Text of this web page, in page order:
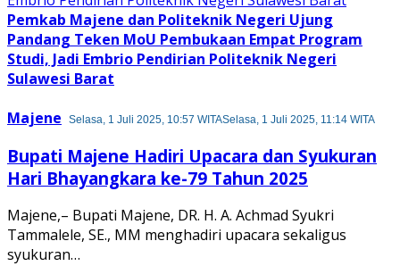
Pemkab Majene dan Politeknik Negeri Ujung
Pandang Teken MoU Pembukaan Empat Program
Studi, Jadi Embrio Pendirian Politeknik Negeri
Sulawesi Barat
Majene
Selasa, 1 Juli 2025, 10:57 WITASelasa, 1 Juli 2025, 11:14 WITA
Bupati Majene Hadiri Upacara dan Syukuran
Hari Bhayangkara ke-79 Tahun 2025
Majene,– Bupati Majene, DR. H. A. Achmad Syukri
Tammalele, SE., MM menghadiri upacara sekaligus
syukuran…